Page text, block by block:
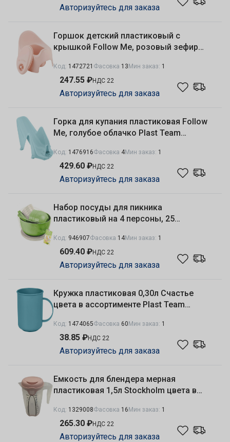
Авторизуйтесь для заказа
Горшок детский пластиковый с
крышкой Follow Me, розовый зефир
Код: 1472721 Фасовка 13Мин заказ: 1
247.55 ₽НДС 22
Авторизуйтесь для заказа
Горка для купания пластиковая Follow
Me, голубое облачко Plast Team
Код: 1476916Фасовка 4Мин заказ: 1
429.60 ₽НДС 22
Авторизуйтесь для заказа
Набор посуды для пикника
пластиковый на 4 персоны, 25
Team PT184312000
Код: 946907Фасовка 14Мин заказ: 1
609.40 ₽НДС 22
Авторизуйтесь для заказа
Кружка пластиковая 0,30л Счастье
цвета в ассортименте Plast Team
Код: 1474065Фасовка 60Мин заказ: 1
38.85 ₽НДС 22
Авторизуйтесь для заказа
Емкость для блендера мерная
пластиковая 1,5л Stockholm цвета в
Код: 1329008Фасовка 16Мин заказ: 1
265.30 ₽НДС 22
Авторизуйтесь для заказа